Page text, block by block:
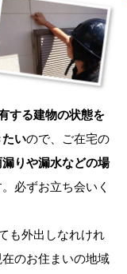
する建物の状態を
たいので、ご在宅の
漏りや漏水などの場
必ずお立ち会いく
も外出しなれけれ
のお住まいの地域